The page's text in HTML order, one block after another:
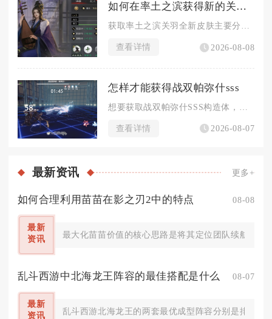
如何在率土之滨获得新的关羽皮肤
获取率土之滨关羽全新皮肤主要分为免费集卡兑换、探宝典藏兑换、...
查看详情 2026-08-08
怎样才能获得战双帕弥什sss
查看详情 2026-08-07
最新资讯 更多+
如何合理利用苗苗在影之刃2中的特点 08-08
最新
资讯
最大化苗苗价值的核心思路是将其定位团队续航辅
乱斗西游中北海龙王阵容的最佳搭配是什么 08-07
最新
资讯
乱斗西游北海龙王的两套最优成型阵容分别是排行